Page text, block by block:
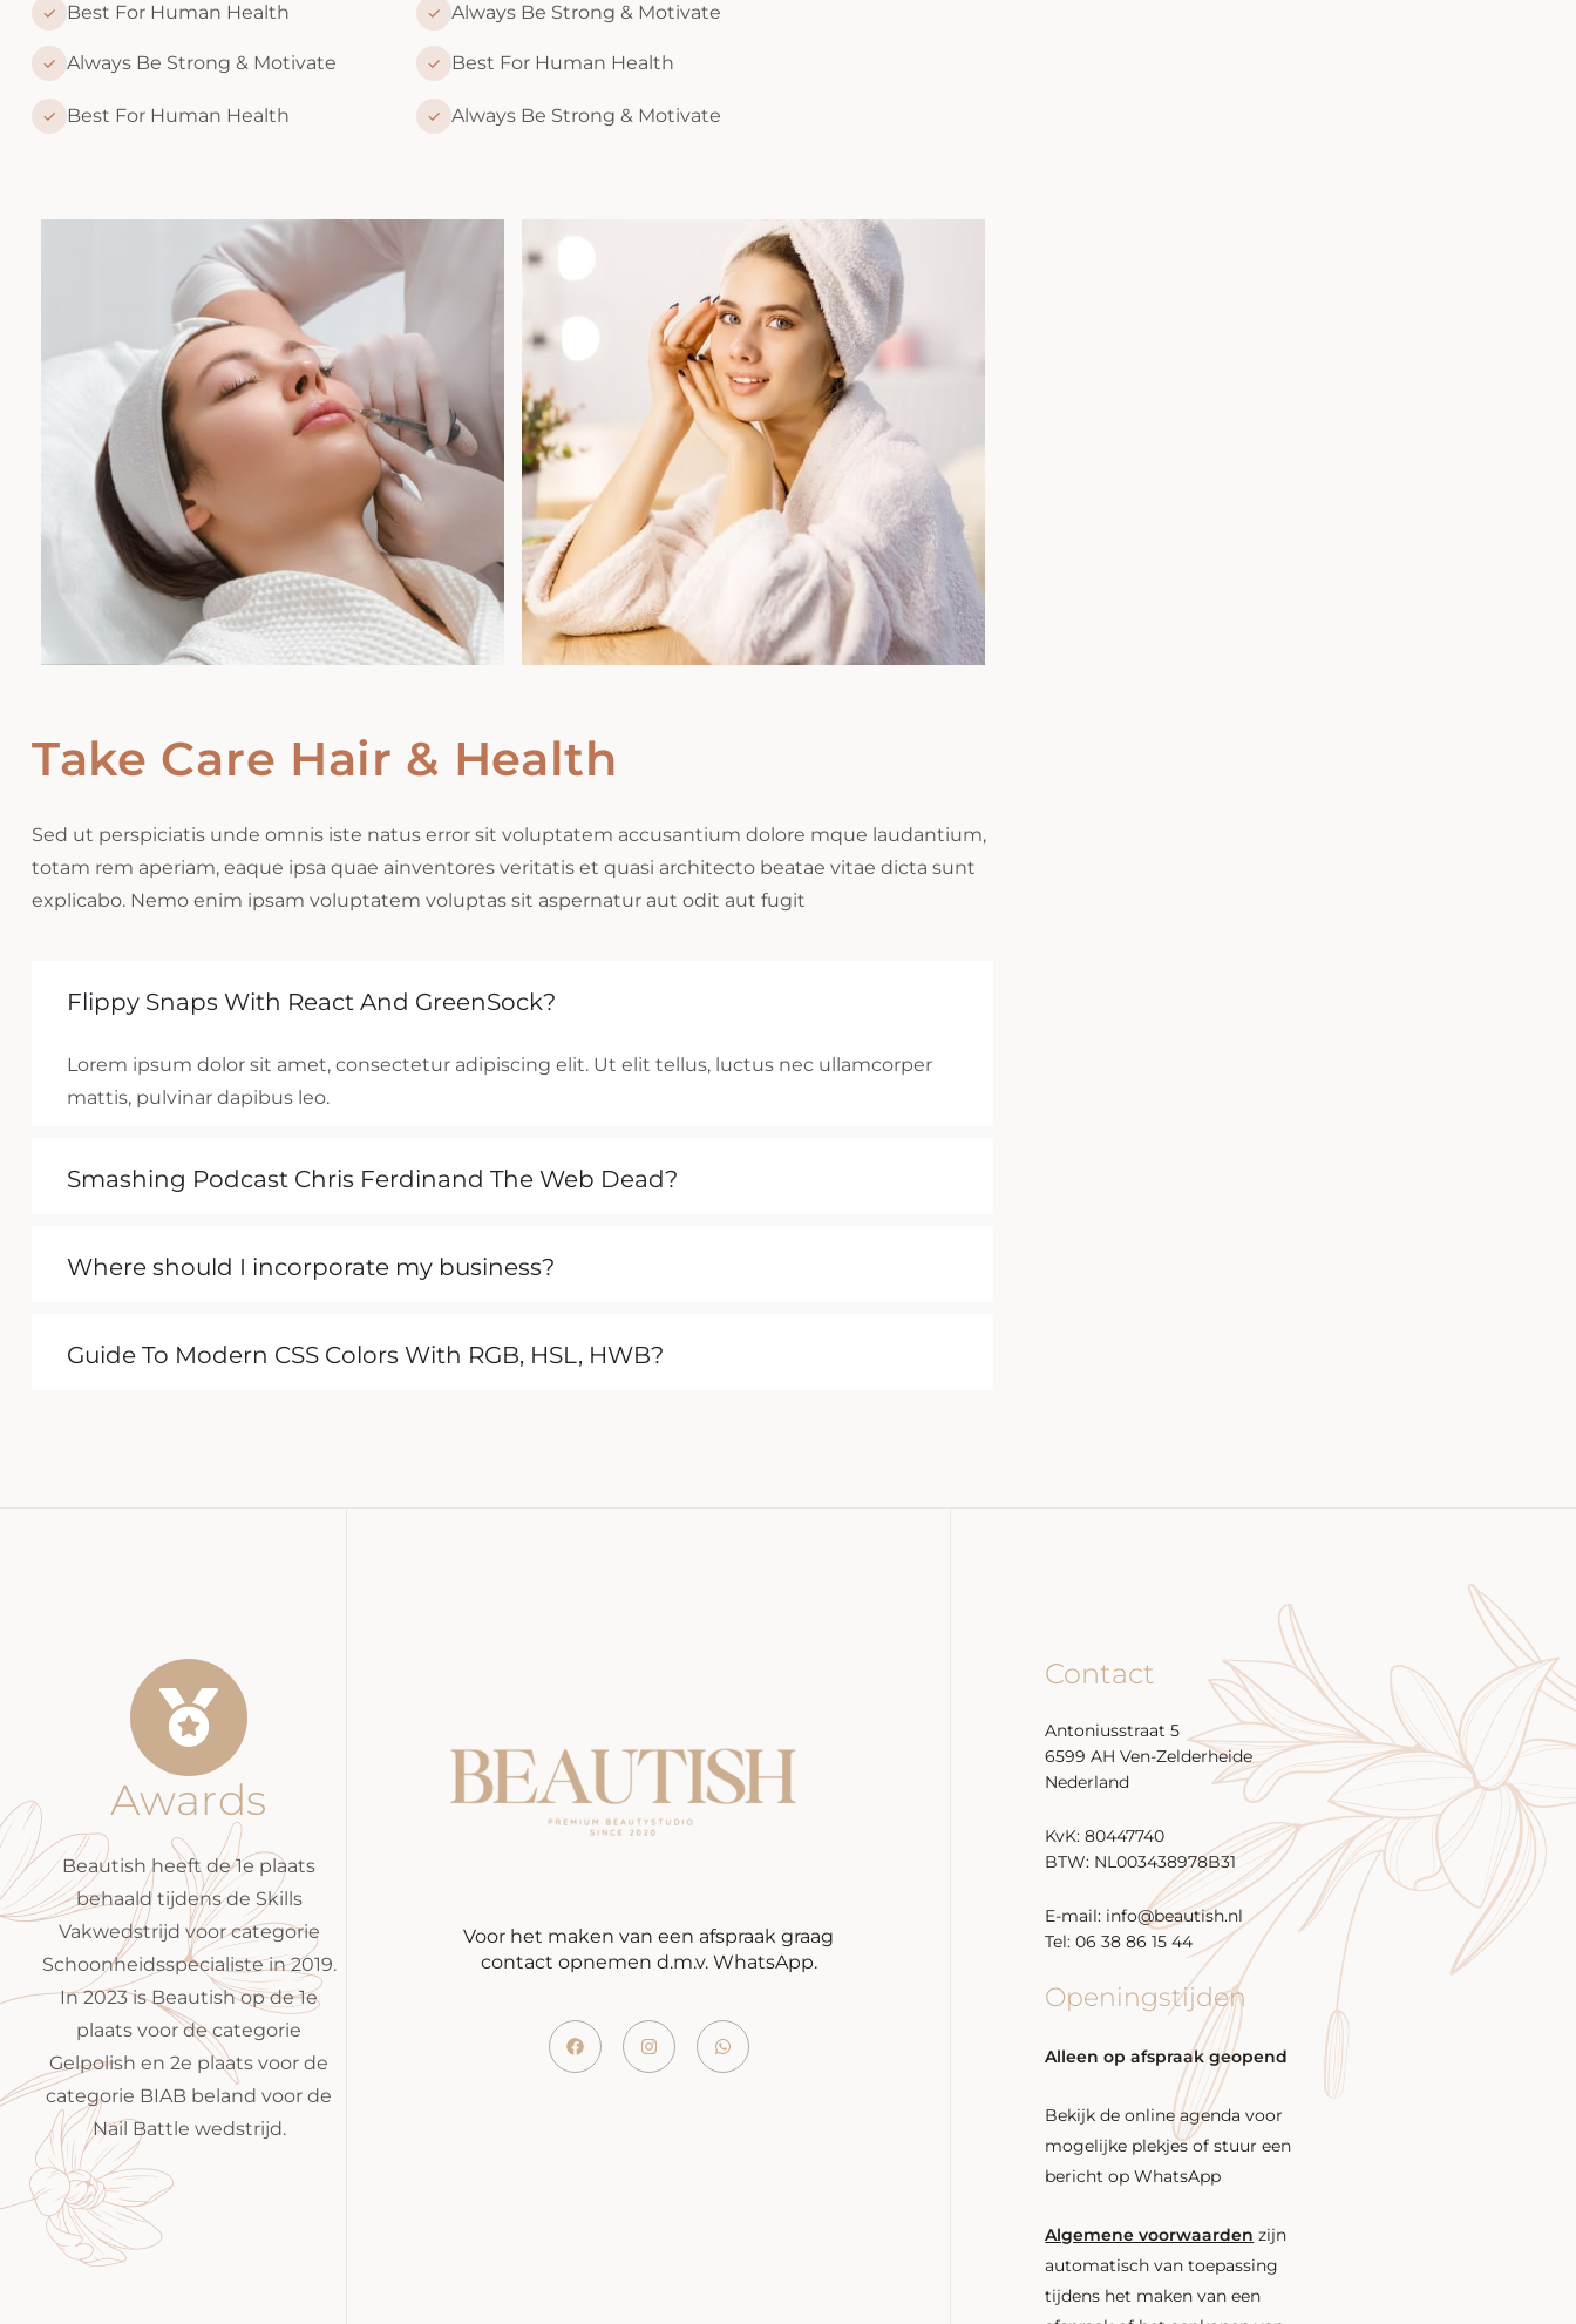
Best For Human Health
Always Be Strong & Motivate
Best For Human Health
Always Be Strong & Motivate
Best For Human Health
Always Be Strong & Motivate
Take Care Hair & Health
Sed ut perspiciatis unde omnis iste natus error sit voluptatem accusantium dolore mque laudantium,
totam rem aperiam, eaque ipsa quae ainventores veritatis et quasi architecto beatae vitae dicta sunt
explicabo. Nemo enim ipsam voluptatem voluptas sit aspernatur aut odit aut fugit
Flippy Snaps With React And GreenSock?
Lorem ipsum dolor sit amet, consectetur adipiscing elit. Ut elit tellus, luctus nec ullamcorper
mattis, pulvinar dapibus leo.
Smashing Podcast Chris Ferdinand The Web Dead?
Where should I incorporate my business?
Guide To Modern CSS Colors With RGB, HSL, HWB?
Awards
Beautish heeft de 1e plaats
behaald tijdens de Skills
Vakwedstrijd voor categorie
Schoonheidsspecialiste in 2019.
In 2023 is Beautish op de 1e
plaats voor de categorie
Gelpolish en 2e plaats voor de
categorie BIAB beland voor de
Nail Battle wedstrijd.
Voor het maken van een afspraak graag
contact opnemen d.m.v. WhatsApp.
Contact
Antoniusstraat 5
6599 AH Ven-Zelderheide
Nederland
KvK: 80447740
BTW: NL003438978B31
E-mail: info@beautish.nl
Tel: 06 38 86 15 44
Openingstijden
Alleen op afspraak geopend
Bekijk de online agenda voor
mogelijke plekjes of stuur een
bericht op WhatsApp
Algemene voorwaarden zijn
automatisch van toepassing
tijdens het maken van een